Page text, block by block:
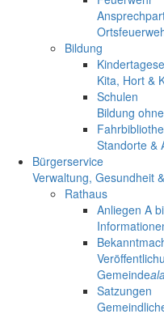
Bildung
Kita, Hort &
Schulen
Bildung
Standorte &
Bürgerservice
Verwaltung, Gesundheit
Rathaus
Anliegen A
Gemeinde
Satzungen